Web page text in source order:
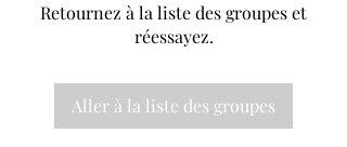
Retournez à la liste des groupes et
réessayez.
Aller à la liste des groupes